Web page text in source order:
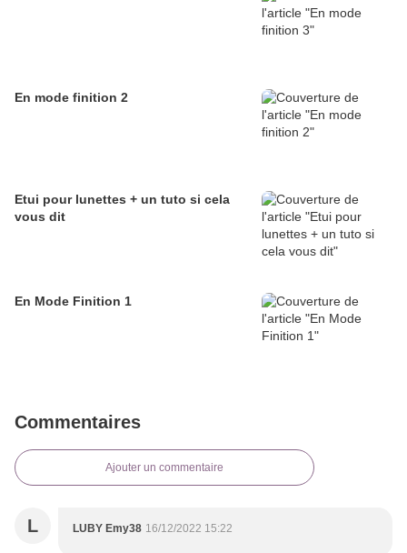
En mode finition 2
Etui pour lunettes + un tuto si cela
vous dit
En Mode Finition 1
Commentaires
Ajouter un commentaire
L LUBY Emy38 16/12/2022 15:22